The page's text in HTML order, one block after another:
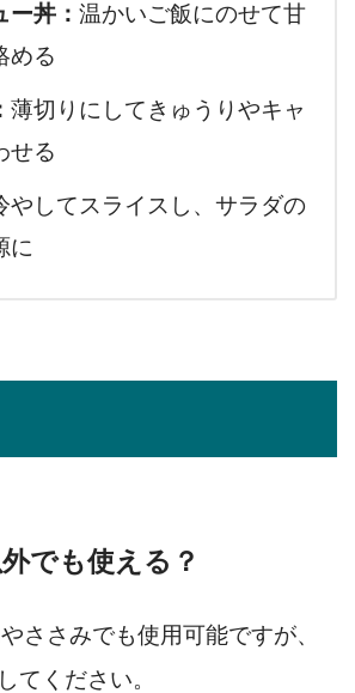
ー丼： 温かいご飯にのせて甘
める
薄切りにしてきゅうりやキャ
せる
やしてスライスし、サラダの
に
でも使える？
ささみでも使用可能ですが、
てください。